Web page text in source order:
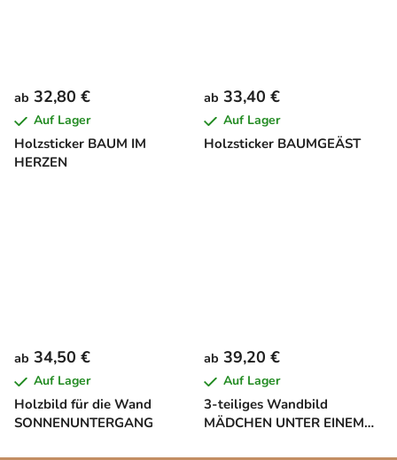
Holzsticker BAUM IM
HERZEN
ab 32,80 €
Auf Lager
Holzsticker BAUMGEÄST
ab 33,40 €
Auf Lager
Holzbild für die Wand
SONNENUNTERGANG
ab 34,50 €
Auf Lager
3-teiliges Wandbild
MÄDCHEN UNTER EINEM
ab 39,20 €
Auf Lager